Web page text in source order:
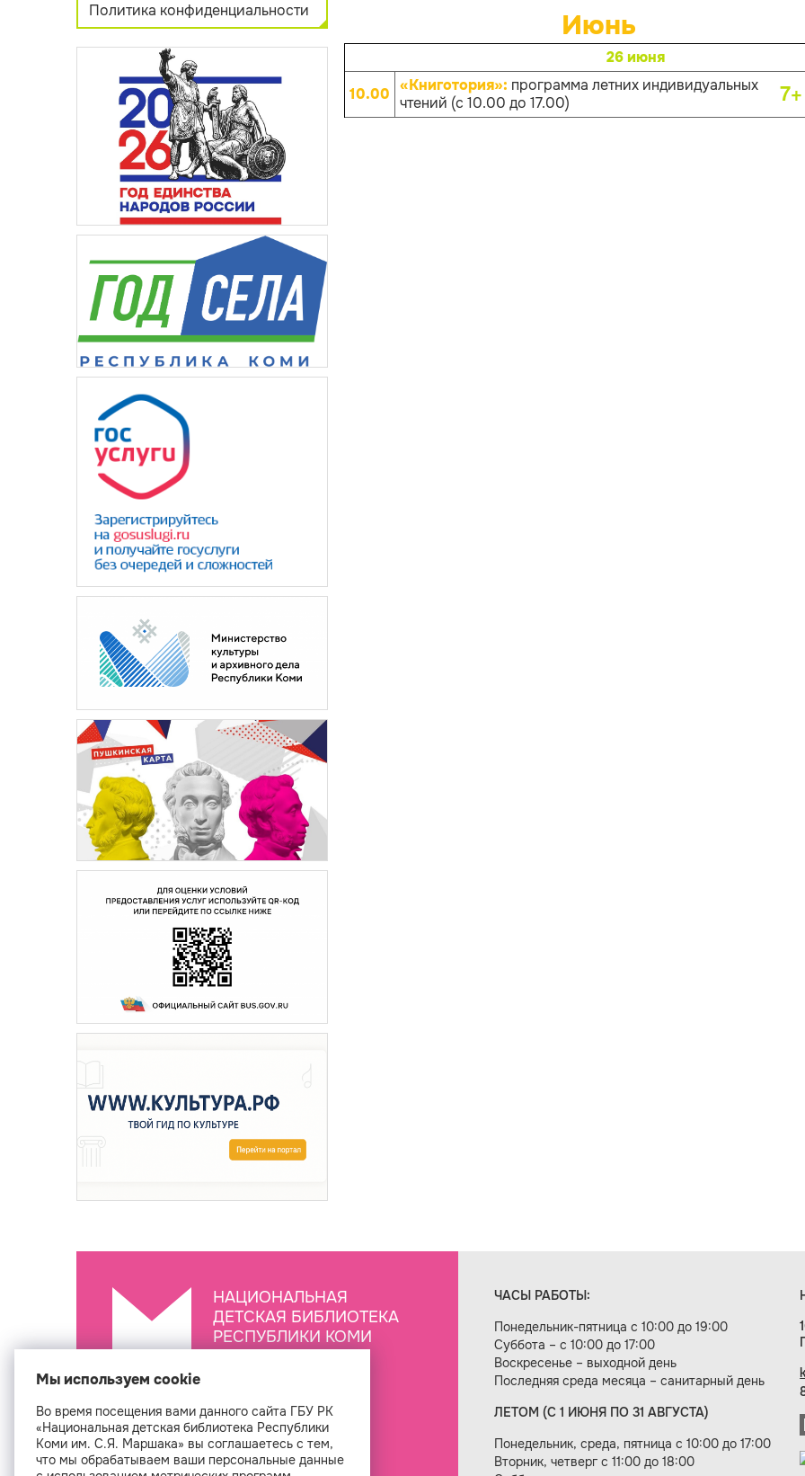
Политика конфиденциальности
Июнь
26 июня
10.00 «Книготория»: программа летних индивидуальных
чтений (с 10.00 до 17.00)
7+
НАЦИОНАЛЬНАЯ
ДЕТСКАЯ БИБЛИОТЕКА
РЕСПУБЛИКИ КОМИ
ЧАСЫ РАБОТЫ:
Понедельник-пятница с 10:00 до 19:00
Суббота – с 10:00 до 17:00
Воскресенье – выходной день
Последняя среда месяца – санитарный день
ЛЕТОМ (С 1 ИЮНЯ ПО 31 АВГУСТА)
Понедельник, среда, пятница с 10:00 до 17:00
Вторник, четверг с 11:00 до 18:00
Создание сайта — веб-студия «Цифровой век»
Мы используем cookie
Во время посещения вами данного сайта ГБУ РК
«Национальная детская библиотека Республики
Коми им. С.Я. Маршака» вы соглашаетесь с тем,
что мы обрабатываем ваши персональные данные